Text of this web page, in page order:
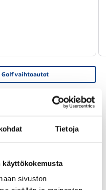
Tietoja
käyttökokemusta
sivuston
Golf vaihtoautot